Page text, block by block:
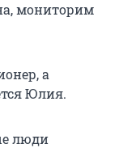
мониторим
а
Юлия.
люди